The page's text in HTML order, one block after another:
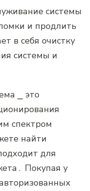
системы
и продлить
в себя очистку
системы и
⎯ это
спектром
найти
для
Покупая у